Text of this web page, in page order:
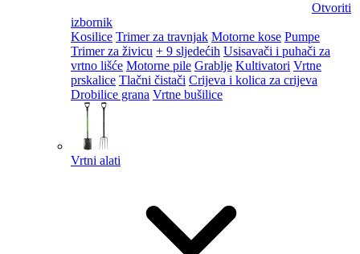
Otvoriti
izbornik
Kosilice Trimer za travnjak Motorne kose Pumpe
Trimer za živicu + 9 sljedećih Usisavači i puhači za
vrtno lišće Motorne pile Grablje Kultivatori Vrtne
prskalice Tlačni čistači Crijeva i kolica za crijeva
Drobilice grana Vrtne bušilice
Vrtni alati